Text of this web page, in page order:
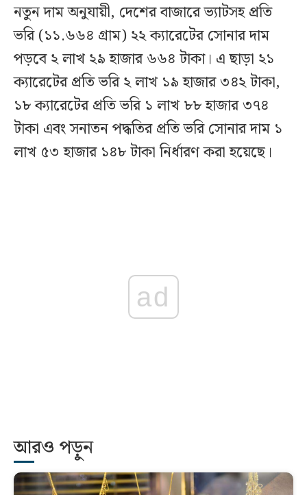
নতুন দাম অনুযায়ী, দেশের বাজারে ভ্যাটসহ প্রতি
ভরি (১১.৬৬৪ গ্রাম) ২২ ক্যারেটের সোনার দাম
পড়বে ২ লাখ ২৯ হাজার ৬৬৪ টাকা। এ ছাড়া ২১
ক্যারেটের প্রতি ভরি ২ লাখ ১৯ হাজার ৩৪২ টাকা,
১৮ ক্যারেটের প্রতি ভরি ১ লাখ ৮৮ হাজার ৩৭৪
টাকা এবং সনাতন পদ্ধতির প্রতি ভরি সোনার দাম ১
লাখ ৫৩ হাজার ১৪৮ টাকা নির্ধারণ করা হয়েছে।
ad
আরও পড়ুন